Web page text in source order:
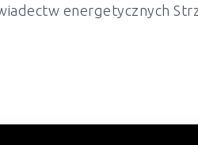
energetycznych